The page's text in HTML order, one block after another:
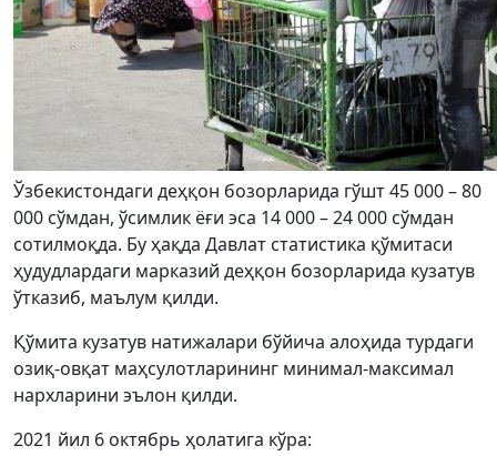
Ўзбекистондаги деҳқон бозорларида гўшт 45 000 – 80
000 сўмдан, ўсимлик ёғи эса 14 000 – 24 000 сўмдан
сотилмоқда. Бу ҳақда Давлат статистика қўмитаси
ҳудудлардаги марказий деҳқон бозорларида кузатув
ўтказиб, маълум қилди.
Қўмита кузатув натижалари бўйича алоҳида турдаги
озиқ-овқат маҳсулотларининг минимал-максимал
нархларини эълон қилди.
2021 йил 6 октябрь ҳолатига кўра: